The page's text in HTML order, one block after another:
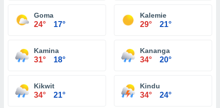
Goma
24° 17°
Kalemie
29° 21°
Kamina
31° 18°
Kananga
34° 20°
Kikwit
34° 21°
Kindu
34° 24°